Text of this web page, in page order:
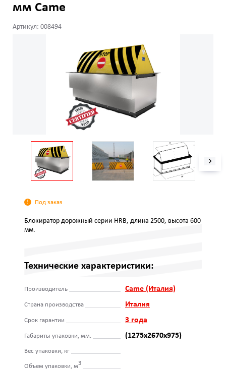
мм Came
Артикул: 008494
Под заказ
Блокиратор дорожный серии HRB, длина 2500, высота 600
мм.
Технические характеристики:
Производитель Came (Италия)
Страна производства Италия
Срок гарантии 3 года
Габариты упаковки, мм. (1275х2670х975)
Вес упаковки, кг
Объем упаковки, м3